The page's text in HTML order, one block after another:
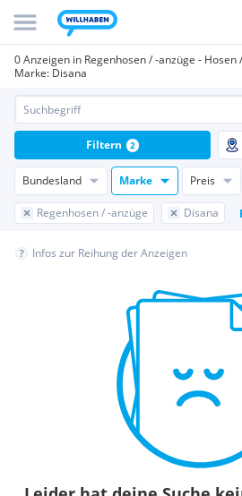
0 Anzeigen in Regenhosen / -anzüge - Hosen
Marke: Disana
Bundesland Marke Preis
Regenhosen / -anzüge Disana
Filtern 2
Infos zur Reihung der Anzeigen